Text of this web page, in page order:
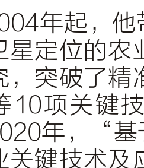
年起，他
星定位的农
，突破了精
10项关键
年，“基
关键技术